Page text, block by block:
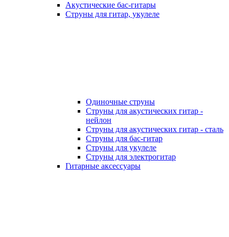
Акустические бас-гитары
Струны для гитар, укулеле
Одиночные струны
Струны для акустических гитар -
нейлон
Струны для акустических гитар - сталь
Струны для бас-гитар
Струны для укулеле
Струны для электрогитар
Гитарные аксессуары